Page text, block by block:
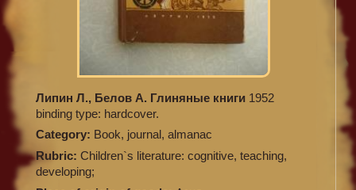
Липин Л., Белов А. Глиняные книги 1952
binding type: hardcover.
Category: Book, journal, almanac
Rubric: Children`s literature: cognitive, teaching,
developing;